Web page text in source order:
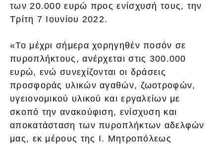
των 20.000 ευρώ προς ενίσχυσή τους, την
Τρίτη 7 Ιουνίου 2022.
«Το μέχρι σήμερα χορηγηθέν ποσόν σε
πυροπλήκτους, ανέρχεται στις 300.000
ευρώ, ενώ συνεχίζονται οι δράσεις
προσφοράς υλικών αγαθών, ζωοτροφών,
υγειονομικού υλικού και εργαλείων με
σκοπό την ανακούφιση, ενίσχυση και
αποκατάσταση των πυροπλήκτων αδελφών
μας, εκ μέρους της Ι. Μητροπόλεως